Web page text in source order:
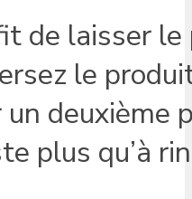
de laisser
le
deuxième
plus qu’à